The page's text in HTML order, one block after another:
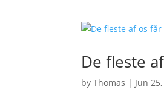
De fleste
byThomas | Jun